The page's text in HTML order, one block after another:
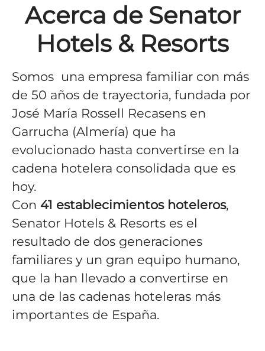
Acerca de Senator
Hotels & Resorts
Somos una empresa familiar con más
de 50 años de trayectoria, fundada por
José María Rossell Recasens en
Garrucha (Almería) que ha
evolucionado hasta convertirse en la
cadena hotelera consolidada que es
hoy.
Con 41 establecimientos hoteleros,
Senator Hotels & Resorts es el
resultado de dos generaciones
familiares y un gran equipo humano,
que la han llevado a convertirse en
una de las cadenas hoteleras más
importantes de España.